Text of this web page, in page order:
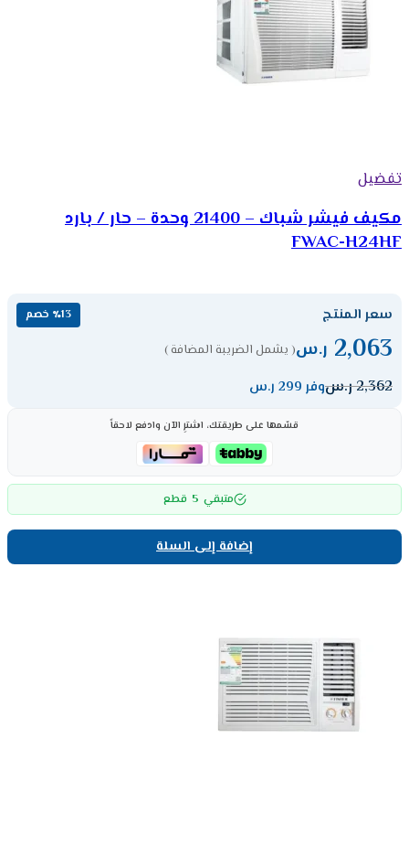
تفضيل
مكيف فيشر شباك – 21400 وحدة – حار / بارد
FWAC-H24HF
سعر المنتج ٪13 خصم
2,063 ر.س( يشمل الضريبة المضافة )
2,362ر.سوفر 299 ر.س
قسّمها على طريقتك، اشترِ الآن وادفع لاحقاً
متبقي 5 قطع
إضافة إلى السلة